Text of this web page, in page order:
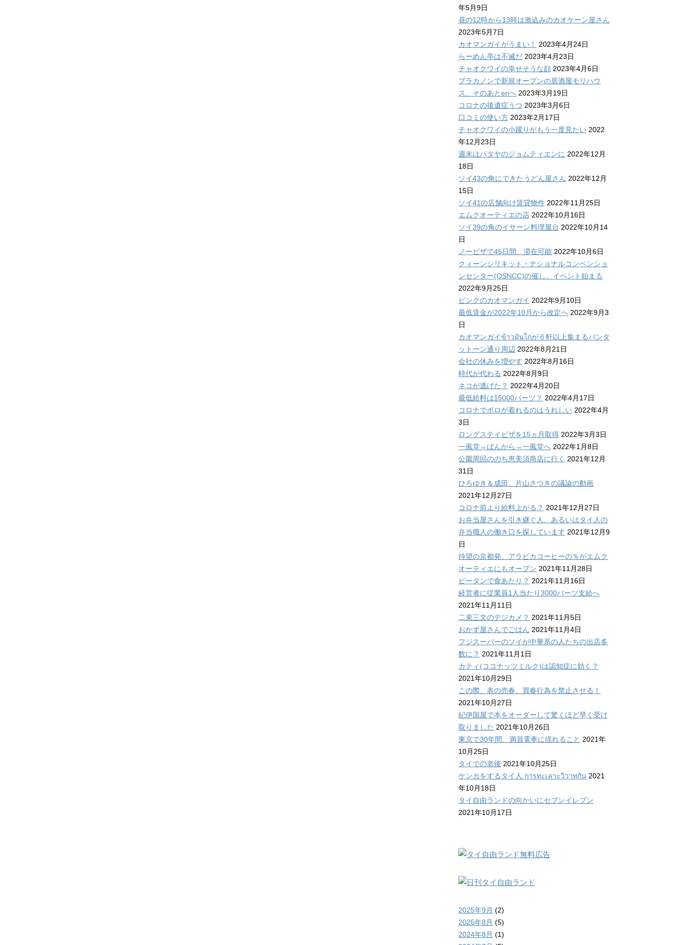
年5月9日
昼の12時から13時は激込みのカオケーン屋さん
2023年5月7日
カオマンガイがうまい！
2023年4月24日
らーめん亭は不滅だ 2023年4月23日
チャオクワイの幸せそうな顔 2023年4月6日
プラカノンで新規オープンの居酒屋モリハウ
ス、そのあとenへ 2023年3月19日
コロナの後遺症うつ 2023年3月6日
口コミの使い方 2023年2月17日
チャオクワイの小躍りがもう一度見たい 2022
年12月23日
週末はパタヤのジョムティエンに 2022年12月
18日
ソイ43の角にできたうどん屋さん 2022年12月
15日
ソイ41の店舗向け賃貸物件 2022年11月25日
エムクオーティエの店 2022年10月16日
ソイ39の角のイサーン料理屋台 2022年10月14
日
ノービザで45日間、滞在可能 2022年10月6日
クィーンシリキット・ナショナルコンベンショ
ンセンター(QSNCC)の催し、イベント始まる
2022年9月25日
ピンクのカオマンガイ 2022年9月10日
最低賃金が2022年10月から改定へ 2022年9月3
日
カオマンガイข้าวมันไก่が６軒以上集まるバンタ
ットーン通り周辺 2022年8月21日
会社の休みを増やす 2022年8月16日
時代が代わる 2022年8月9日
ネコが逃げた？ 2022年4月20日
最低給料は15000バーツ？ 2022年4月17日
コロナでポロが着れるのはうれしい 2022年4月
3日
ロングステイビザを15ヵ月取得 2022年3月3日
一風堂→ばんから→一風堂へ 2022年1月8日
公園周回ののち恵美須商店に行く
2021年12月
31日
ひろゆき＆成田、片山さつきの議論の動画
2021年12月27日
コロナ前より給料上がる？ 2021年12月27日
お弁当屋さんを引き継ぐ人、あるいはタイ人の
弁当職人の働き口を探しています 2021年12月9
日
待望の京都発、アラビカコーヒーの％がエムク
オーティエにもオープン 2021年11月28日
ピータンで食あたり？ 2021年11月16日
経営者に従業員1人当たり3000バーツ支給へ
2021年11月11日
二束三文のデジカメ？ 2021年11月5日
おかず屋さんでごはん 2021年11月4日
フジスーパーのソイが中華系の人たちの出店多
数に？ 2021年11月1日
カティ(ココナッツミルク)は認知症に効く？
2021年10月29日
この際、表の売春、買春行為を禁止させる！
2021年10月27日
紀伊国屋で本をオーダーして驚くほど早く受け
取りました 2021年10月26日
東京で30年間、満員電車に揺れること 2021年
10月25日
タイでの老後 2021年10月25日
ケンカをするタイ人 การทะเลาะวิวาทกัน 2021
年10月18日
タイ自由ランドの向かいにセブンイレブン
2021年10月17日
2025年9月 (2)
2025年8月 (5)
2024年8月 (1)